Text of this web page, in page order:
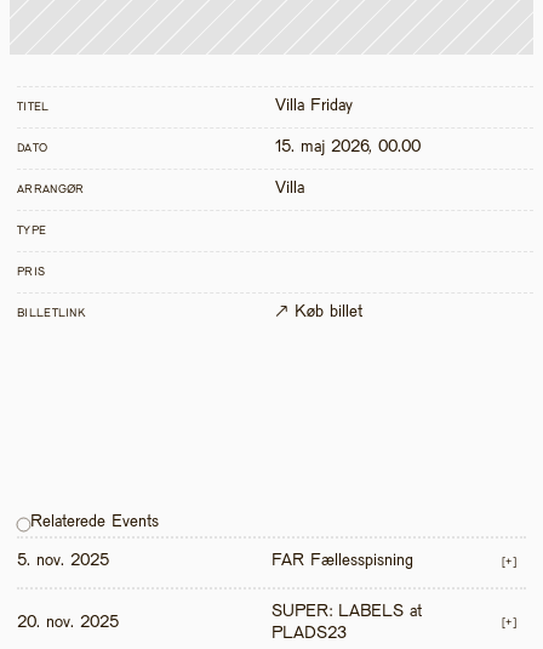
TITEL Villa Friday
DATO 15. maj 2026, 00.00
ARRANGØR Villa
TYPE
PRIS
BILLETLINK ↗ Køb billet
Relaterede Events
5. nov. 2025 FAR Fællesspisning [+]
20. nov. 2025
SUPER: LABELS at
PLADS23
[+]